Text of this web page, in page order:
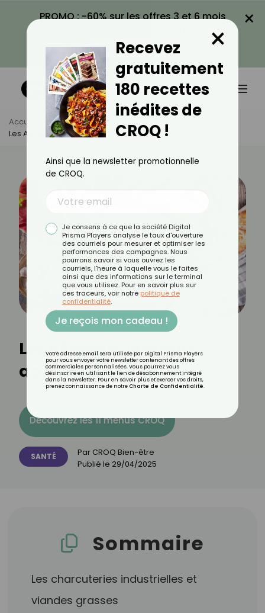
PROMO : -60% sur les offres 3 et 6 mois
VOIR LA PROMO
×
Accueil Actus
Santé
Les Aliments Interdits Après Un Infarctus
Les aliments interdits
après un infarctus
Découvrez les 11 menus CROQ
SANTÉ Par CROQ Bien-être
Publié le 29/04/2025
Sommaire
Les charcuteries industrielles et
viandes grasses
Recevez
gratuitement
180 recettes
inédites de
CROQ !
×
Ainsi que la newsletter promotionnelle
de CROQ.
Je consens à ce que la société Digital
Prisma Players analyse le taux d'ouverture
des courriels pour mesurer et optimiser les
performances des campagnes. Nous
pourrons savoir si vous ouvrez les
courriels, l'heure à laquelle vous le faites
ainsi que des informations sur le terminal
que vous utilisez. Pour en savoir plus sur
ces traceurs, voir notre politique de
confidentialité.
Je reçois mon cadeau !
Votre adresse email sera utilisée par Digital Prisma Players
pour vous envoyer votre newsletter contenant des offres
commerciales personnalisées. Vous pourrez vous
désinscrire en utilisant le lien de désabonnement intégré
dans la newsletter. Pour en savoir plus et exercer vos droits,
prenez connaissance de notre Charte de Confidentialité.